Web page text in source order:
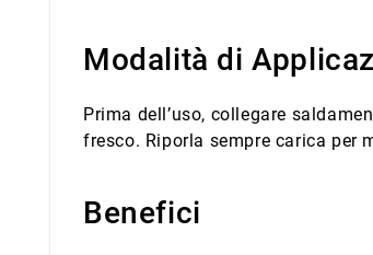
Modalità di
Prima dell’uso, collegare
fresco. Riporla sempre carica per
Benefici